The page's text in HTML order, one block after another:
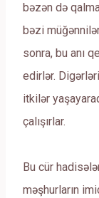
bəzən də
bəzi
sonra, bu anı
edirlər.
itkilər
çalışırlar.
Bu cür
məşhurların